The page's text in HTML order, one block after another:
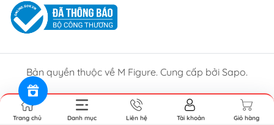
Bản quyền thuộc về M Figure. Cung cấp bởi Sapo.
Trang chủ Danh mục Liên hệ Tài khoản Giỏ hàng